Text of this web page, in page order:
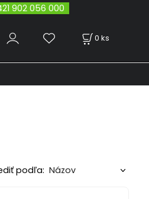
902 056 000
0 ks
podľa: